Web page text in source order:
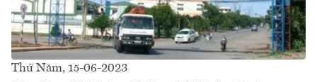
Thứ Năm, 15-06-2023